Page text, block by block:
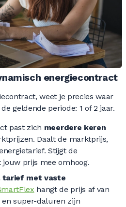
energiecontract
weet je precies waar
geldende periode: 1 of 2 jaar.
past zich meerdere keren
Daalt de marktprijs,
Stijgt de
prijs mee omhoog.
tarief met vaste
hangt de prijs af van
super-daluren zijn